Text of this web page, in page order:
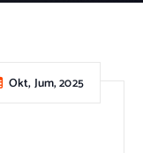
Okt, Jum, 2025